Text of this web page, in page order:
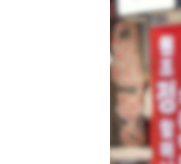
손흥민, 68분 뛰
'2경기 연속 침묵'
이강인, 오늘 서
'여긴 20도, 저긴 50
콜롬비아 신임 우파